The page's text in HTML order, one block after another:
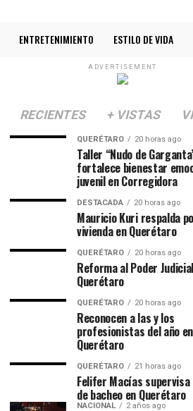
ENTRETENIMIENTO ESTILO DE VIDA
ADVERTISEMENT
RECIENTES + VISTAS
QUERÉTARO 20 horas ago
Taller “Nudo de
fortalece bienestar
juvenil en Corregidora
DESTACADA 20 horas ago
Mauricio Kuri respalda
vivienda en Querétaro
QUERÉTARO 20 horas ago
Reforma al Poder
Querétaro
QUERÉTARO 20 horas ago
Reconocen a las y los
profesionistas del año en
Querétaro
QUERÉTARO 21 horas ago
Felifer Macías
de bacheo en Querétaro
NACIONAL 2 años ago